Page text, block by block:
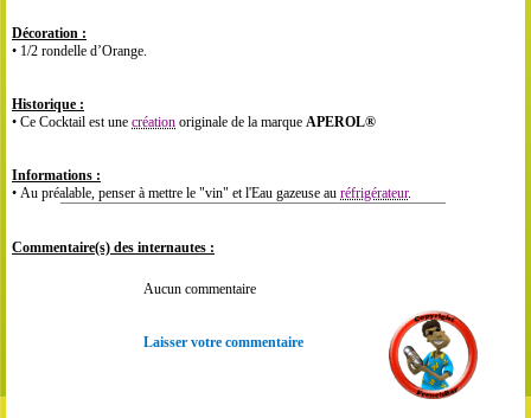
Décoration :
• 1/2 rondelle d’Orange.
Historique :
• Ce Cocktail est une création originale de la marque APEROL®
Informations :
• Au préalable, penser à mettre le "vin" et l'Eau gazeuse au réfrigérateur.
Commentaire(s) des internautes :
Aucun commentaire
Laisser votre commentaire